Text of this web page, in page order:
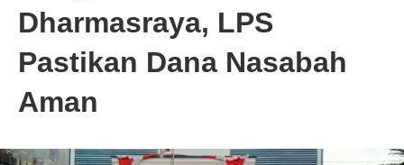
Dharmasraya, LPS
Pastikan Dana Nasabah
Aman